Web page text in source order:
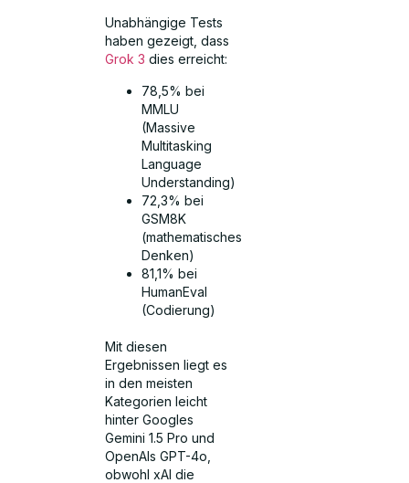
Unabhängige Tests
haben gezeigt, dass
Grok 3dies erreicht:
78,5% bei
MMLU
(Massive
Multitasking
Language
Understanding)
72,3% bei
GSM8K
(mathematisches
Denken)
81,1% bei
HumanEval
(Codierung)
Mit diesen
Ergebnissen liegt es
in den meisten
Kategorien leicht
hinter Googles
Gemini 1.5 Pro und
OpenAIs GPT-4o,
obwohl xAI die